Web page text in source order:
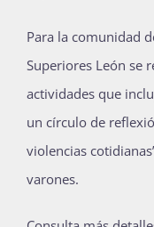
Para la comunidad
Superiores León se
actividades que
un círculo de
violencias
varones.